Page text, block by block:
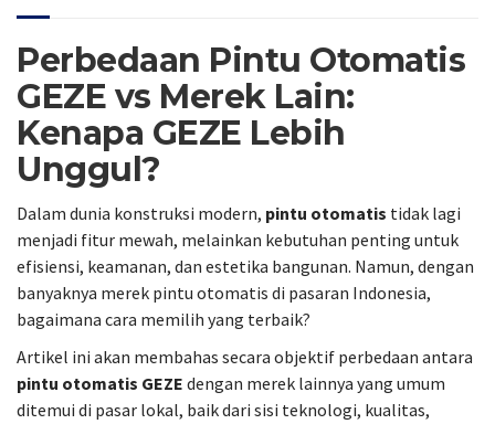
Perbedaan Pintu Otomatis
GEZE vs Merek Lain:
Kenapa GEZE Lebih
Unggul?
Dalam dunia konstruksi modern, pintu otomatis tidak lagi
menjadi fitur mewah, melainkan kebutuhan penting untuk
efisiensi, keamanan, dan estetika bangunan. Namun, dengan
banyaknya merek pintu otomatis di pasaran Indonesia,
bagaimana cara memilih yang terbaik?
Artikel ini akan membahas secara objektif perbedaan antara
pintu otomatis GEZE dengan merek lainnya yang umum
ditemui di pasar lokal, baik dari sisi teknologi, kualitas,